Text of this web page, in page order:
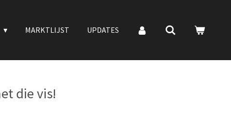
MARKTLIJST UPDATES
die vis!